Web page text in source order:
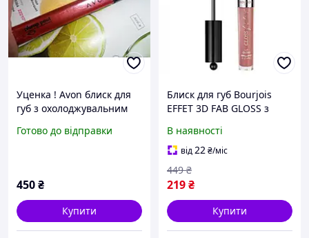
Уценка ! Avon блиск для
губ з охолоджувальним
об'єму, відтінок Rose
Готово до відправки
450₴
Купити
Блиск для губ Bourjois
EFFET 3D FAB GLOSS з
3.5 мл (3616301182450)
В наявності
від22₴/міс
219₴
449 ₴
Купити